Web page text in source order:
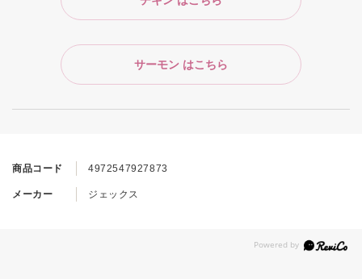
商品コード 4972547927873
メーカー ジェックス
サーモン はこちら